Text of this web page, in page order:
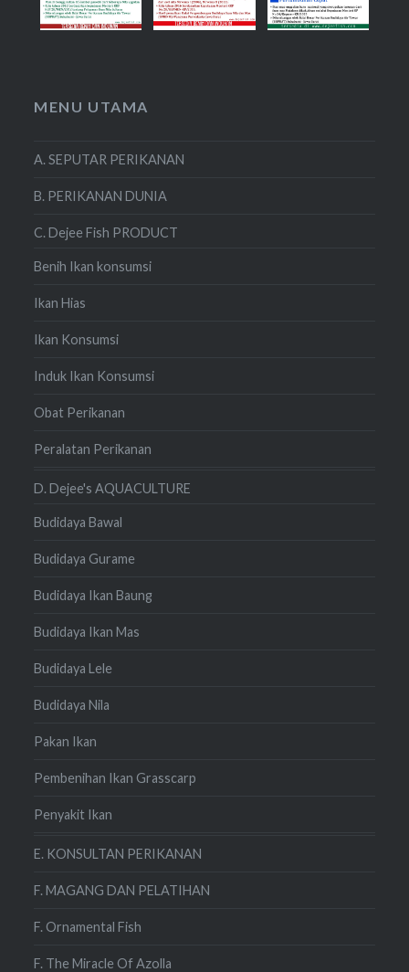
MENU UTAMA
A. SEPUTAR PERIKANAN
B. PERIKANAN DUNIA
C. Dejee Fish PRODUCT
Benih Ikan konsumsi
Ikan Hias
Ikan Konsumsi
Induk Ikan Konsumsi
Obat Perikanan
Peralatan Perikanan
D. Dejee's AQUACULTURE
Budidaya Bawal
Budidaya Gurame
Budidaya Ikan Baung
Budidaya Ikan Mas
Budidaya Lele
Budidaya Nila
Pakan Ikan
Pembenihan Ikan Grasscarp
Penyakit Ikan
E. KONSULTAN PERIKANAN
F. MAGANG DAN PELATIHAN
F. Ornamental Fish
F. The Miracle Of Azolla